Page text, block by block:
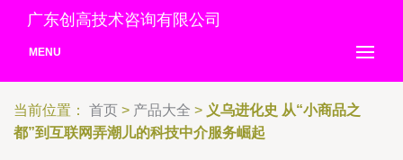
广东创高技术咨询有限公司
MENU
当前位置： 首页 > 产品大全 > 义乌进化史 从“小商品之
都”到互联网弄潮儿的科技中介服务崛起